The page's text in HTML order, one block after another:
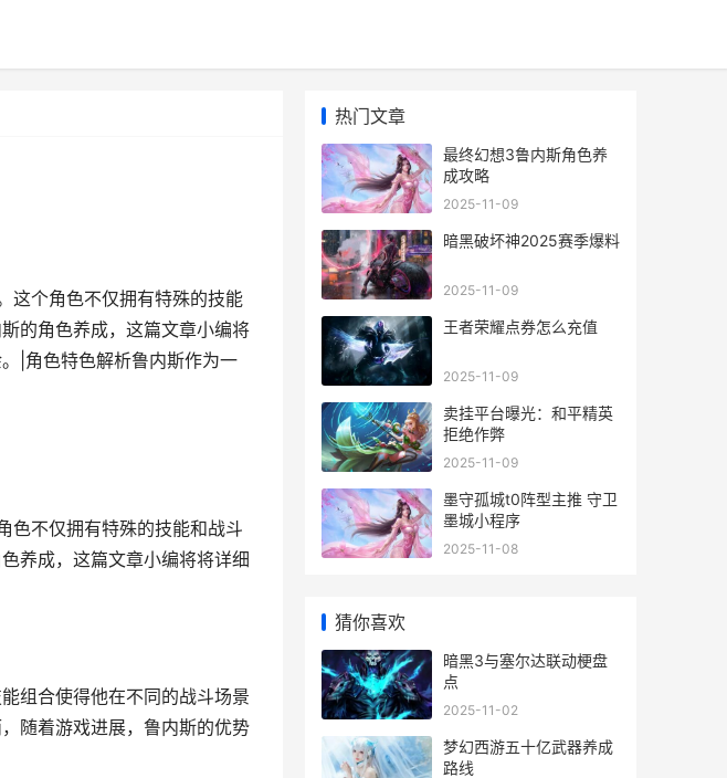
这个角色不仅拥有特殊的技能
的角色养成，这篇文章小编将
|角色特色解析鲁内斯作为一
色不仅拥有特殊的技能和战斗
养成，这篇文章小编将将详细
组合使得他在不同的战斗场景
随着游戏进展，鲁内斯的优势
热门文章
最终幻想3鲁内斯角色养
成攻略
2025-11-09
暗黑破坏神2025赛季爆料
2025-11-09
王者荣耀点券怎么充值
2025-11-09
卖挂平台曝光：和平精英
拒绝作弊
2025-11-09
墨守孤城t0阵型主推 守卫
墨城小程序
2025-11-08
猜你喜欢
暗黑3与塞尔达联动梗盘
点
2025-11-02
梦幻西游五十亿武器养成
路线